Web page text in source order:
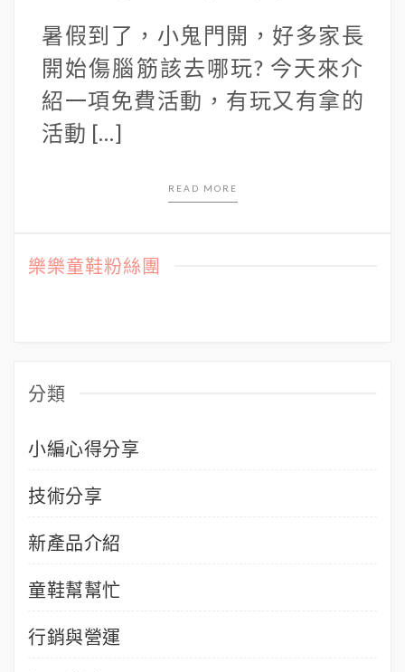
暑假到了，小鬼門開，好多家長
開始傷腦筋該去哪玩? 今天來介
紹一項免費活動，有玩又有拿的
活動 […]
READ MORE
樂樂童鞋粉絲團
分類
小編心得分享
技術分享
新產品介紹
童鞋幫幫忙
行銷與營運